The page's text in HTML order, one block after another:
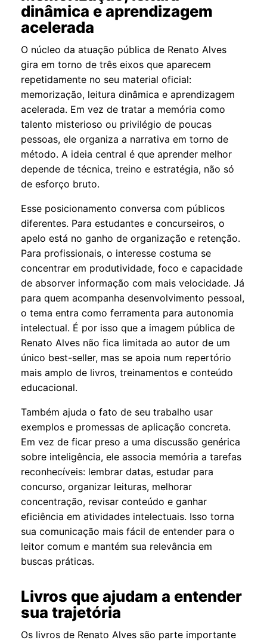
dinâmica e aprendizagem
acelerada
O núcleo da atuação pública de Renato Alves
gira em torno de três eixos que aparecem
repetidamente no seu material oficial:
memorização, leitura dinâmica e aprendizagem
acelerada. Em vez de tratar a memória como
talento misterioso ou privilégio de poucas
pessoas, ele organiza a narrativa em torno de
método. A ideia central é que aprender melhor
depende de técnica, treino e estratégia, não só
de esforço bruto.
Esse posicionamento conversa com públicos
diferentes. Para estudantes e concurseiros, o
apelo está no ganho de organização e retenção.
Para profissionais, o interesse costuma se
concentrar em produtividade, foco e capacidade
de absorver informação com mais velocidade. Já
para quem acompanha desenvolvimento pessoal,
o tema entra como ferramenta para autonomia
intelectual. É por isso que a imagem pública de
Renato Alves não fica limitada ao autor de um
único best-seller, mas se apoia num repertório
mais amplo de livros, treinamentos e conteúdo
educacional.
Também ajuda o fato de seu trabalho usar
exemplos e promessas de aplicação concreta.
Em vez de ficar preso a uma discussão genérica
sobre inteligência, ele associa memória a tarefas
reconhecíveis: lembrar datas, estudar para
concurso, organizar leituras, melhorar
concentração, revisar conteúdo e ganhar
eficiência em atividades intelectuais. Isso torna
sua comunicação mais fácil de entender para o
leitor comum e mantém sua relevância em
buscas práticas.
Livros que ajudam a entender
sua trajetória
Os livros de Renato Alves são parte importante